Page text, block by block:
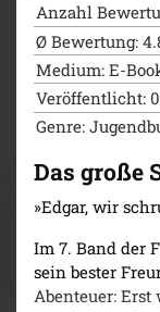
Anzahl
Ø Bewertung:
Medium: E-
Veröffentlicht:
Genre:
Das große
»Edgar, wir
Im 7. Band der
sein bester
Abenteuer: